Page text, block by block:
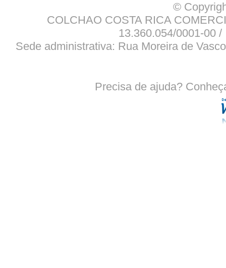
©
COLCHAO COSTA RICA
13.360.054/0001-00
Sede administrativa: Rua Moreira de
Precisa de ajuda?